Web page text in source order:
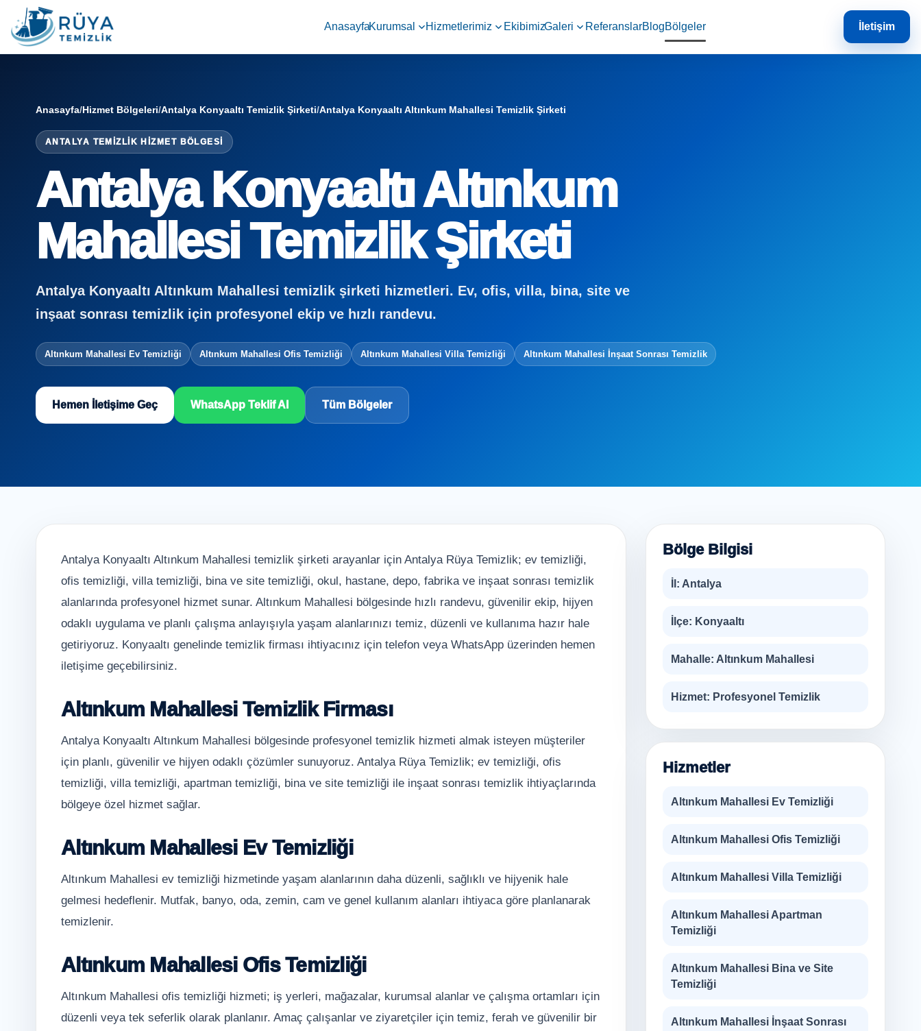
AnasayfaKurumsal Hizmetlerimiz EkibimizGaleri ReferanslarBlogBölgeler İletişim
Anasayfa/Hizmet Bölgeleri/Antalya Konyaaltı Temizlik Şirketi/Antalya Konyaaltı Altınkum Mahallesi Temizlik Şirketi
ANTALYA TEMIZLIK HIZMET BÖLGESI
Antalya Konyaaltı Altınkum
Mahallesi Temizlik Şirketi
Antalya Konyaaltı Altınkum Mahallesi temizlik şirketi hizmetleri. Ev, ofis, villa, bina, site ve
inşaat sonrası temizlik için profesyonel ekip ve hızlı randevu.
Altınkum Mahallesi Ev Temizliği Altınkum Mahallesi Ofis Temizliği Altınkum Mahallesi Villa Temizliği Altınkum Mahallesi İnşaat Sonrası Temizlik
Hemen İletişime Geç WhatsApp Teklif Al Tüm Bölgeler
Antalya Konyaaltı Altınkum Mahallesi temizlik şirketi arayanlar için Antalya Rüya Temizlik; ev temizliği,
ofis temizliği, villa temizliği, bina ve site temizliği, okul, hastane, depo, fabrika ve inşaat sonrası temizlik
alanlarında profesyonel hizmet sunar. Altınkum Mahallesi bölgesinde hızlı randevu, güvenilir ekip, hijyen
odaklı uygulama ve planlı çalışma anlayışıyla yaşam alanlarınızı temiz, düzenli ve kullanıma hazır hale
getiriyoruz. Konyaaltı genelinde temizlik firması ihtiyacınız için telefon veya WhatsApp üzerinden hemen
iletişime geçebilirsiniz.
Altınkum Mahallesi Temizlik Firması
Antalya Konyaaltı Altınkum Mahallesi bölgesinde profesyonel temizlik hizmeti almak isteyen müşteriler
için planlı, güvenilir ve hijyen odaklı çözümler sunuyoruz. Antalya Rüya Temizlik; ev temizliği, ofis
temizliği, villa temizliği, apartman temizliği, bina ve site temizliği ile inşaat sonrası temizlik ihtiyaçlarında
bölgeye özel hizmet sağlar.
Altınkum Mahallesi Ev Temizliği
Altınkum Mahallesi ev temizliği hizmetinde yaşam alanlarının daha düzenli, sağlıklı ve hijyenik hale
gelmesi hedeflenir. Mutfak, banyo, oda, zemin, cam ve genel kullanım alanları ihtiyaca göre planlanarak
temizlenir.
Altınkum Mahallesi Ofis Temizliği
Altınkum Mahallesi ofis temizliği hizmeti; iş yerleri, mağazalar, kurumsal alanlar ve çalışma ortamları için
düzenli veya tek seferlik olarak planlanır. Amaç çalışanlar ve ziyaretçiler için temiz, ferah ve güvenilir bir
Bölge Bilgisi
İl: Antalya
İlçe: Konyaaltı
Mahalle: Altınkum Mahallesi
Hizmet: Profesyonel Temizlik
Hizmetler
Altınkum Mahallesi Ev Temizliği
Altınkum Mahallesi Ofis Temizliği
Altınkum Mahallesi Villa Temizliği
Altınkum Mahallesi Apartman
Temizliği
Altınkum Mahallesi Bina ve Site
Temizliği
Altınkum Mahallesi İnşaat Sonrası